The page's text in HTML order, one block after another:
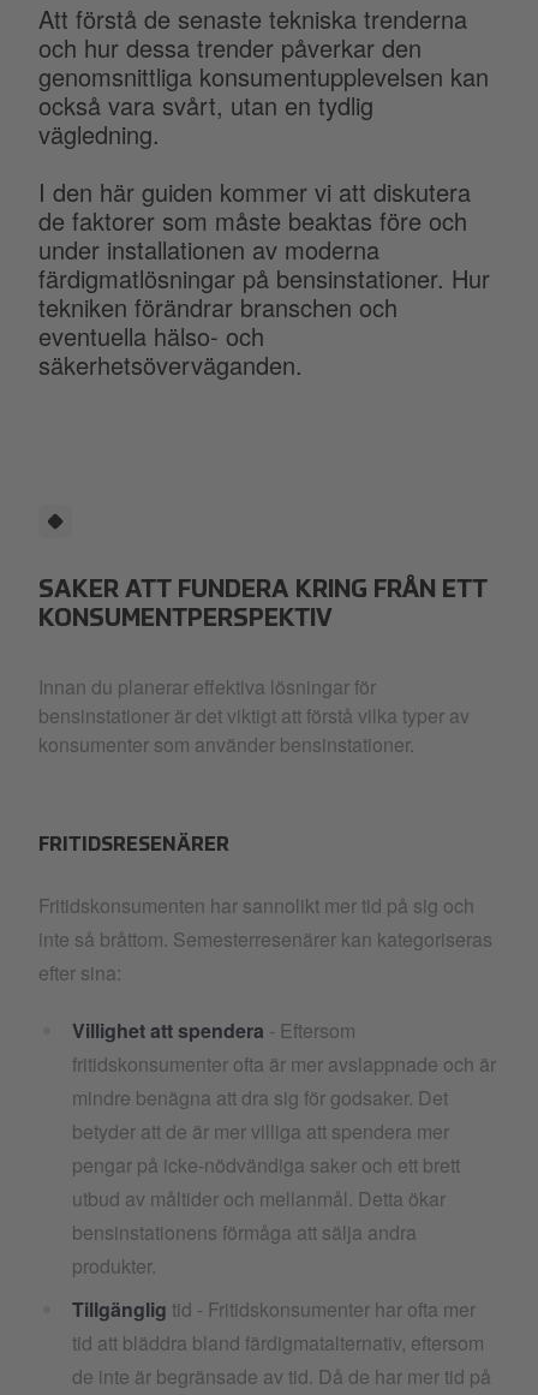
Att förstå de senaste tekniska trenderna
och hur dessa trender påverkar den
genomsnittliga konsumentupplevelsen kan
också vara svårt, utan en tydlig
vägledning.
I den här guiden kommer vi att diskutera
de faktorer som måste beaktas före och
under installationen av moderna
färdigmatlösningar på bensinstationer. Hur
tekniken förändrar branschen och
eventuella hälso- och
säkerhetsöverväganden.
SAKER ATT FUNDERA KRING FRÅN ETT
KONSUMENTPERSPEKTIV
Innan du planerar effektiva lösningar för
bensinstationer är det viktigt att förstå vilka typer av
konsumenter som använder bensinstationer.
FRITIDSRESENÄRER
Fritidskonsumenten har sannolikt mer tid på sig och
inte så bråttom. Semesterresenärer kan kategoriseras
efter sina:
Villighet att spendera - Eftersom
fritidskonsumenter ofta är mer avslappnade och är
mindre benägna att dra sig för godsaker. Det
betyder att de är mer villiga att spendera mer
pengar på icke-nödvändiga saker och ett brett
utbud av måltider och mellanmål. Detta ökar
bensinstationens förmåga att sälja andra
produkter.
Tillgänglig tid - Fritidskonsumenter har ofta mer
tid att bläddra bland färdigmatalternativ, eftersom
de inte är begränsade av tid. Då de har mer tid på